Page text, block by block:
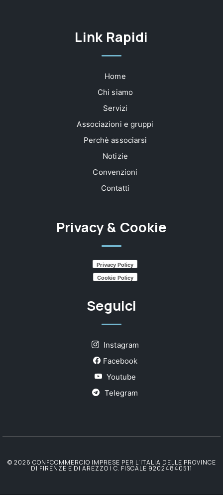
Link Rapidi
Home
Chi siamo
Servizi
Associazioni e gruppi
Perchè associarsi
Notizie
Convenzioni
Contatti
Privacy & Cookie
Privacy Policy
Cookie Policy
Seguici
Instagram
Facebook
Youtube
Telegram
© 2026 CONFCOMMERCIO IMPRESE PER L’ITALIA DELLE PROVINCE
DI FIRENZE E DI AREZZO | C. FISCALE 92024840511